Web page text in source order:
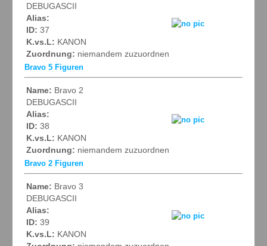
DEBUGASCII
Alias:
ID: 37
K.vs.L: KANON
Zuordnung: niemandem zuzuordnen
Bravo 5 Figuren
Name: Bravo 2
DEBUGASCII
Alias:
ID: 38
K.vs.L: KANON
Zuordnung: niemandem zuzuordnen
Bravo 2 Figuren
Name: Bravo 3
DEBUGASCII
Alias:
ID: 39
K.vs.L: KANON